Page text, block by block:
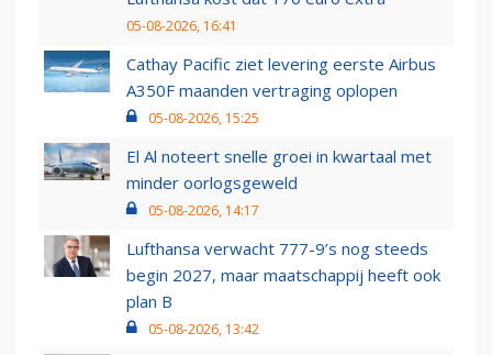
05-08-2026, 16:41
Cathay Pacific ziet levering eerste Airbus
A350F maanden vertraging oplopen
05-08-2026, 15:25
El Al noteert snelle groei in kwartaal met
minder oorlogsgeweld
05-08-2026, 14:17
Lufthansa verwacht 777-9’s nog steeds
begin 2027, maar maatschappij heeft ook
plan B
05-08-2026, 13:42